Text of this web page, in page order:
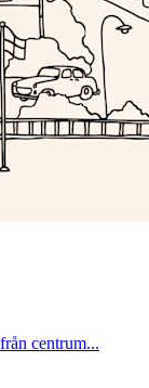
centrum...